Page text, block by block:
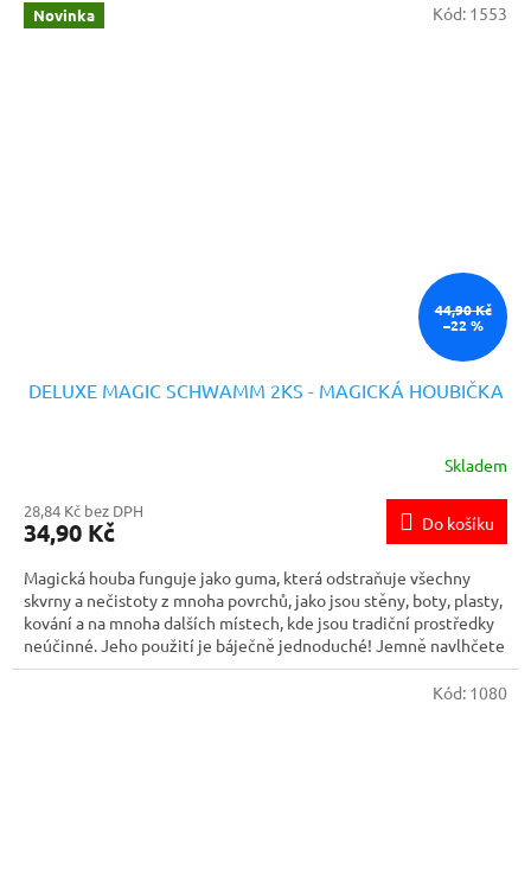
Novinka
44,90 Kč
–22 %
DELUXE MAGIC SCHWAMM 2KS - MAGICKÁ HOUBIČKA
Skladem
28,84 Kč bez DPH
34,90 Kč Do košíku
Magická houba funguje jako guma, která odstraňuje všechny
skvrny a nečistoty z mnoha povrchů, jako jsou stěny, boty, plasty,
kování a na mnoha dalších místech, kde jsou tradiční prostředky
neúčinné. Jeho použití je báječně jednoduché! Jemně navlhčete
houbu vodou a otřete nečistoty. Zaručený okamžitý účinek!
Upozornění: Před prvním použitím vyzkoušejte na méně
Kód: 1553
Kód: 1080